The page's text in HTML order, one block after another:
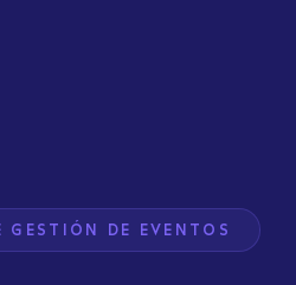
GESTIÓN DE EVENTOS